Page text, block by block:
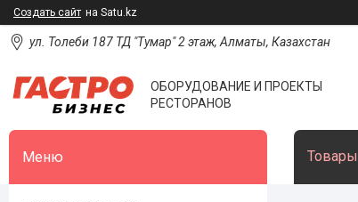
Создать сайт на Satu.kz
ул. Толеби 187 ТД "Тумар" 2 этаж, Алматы, Казахстан
ОБОРУДОВАНИЕ И ПРОЕКТЫ
РЕСТОРАНОВ
Товары